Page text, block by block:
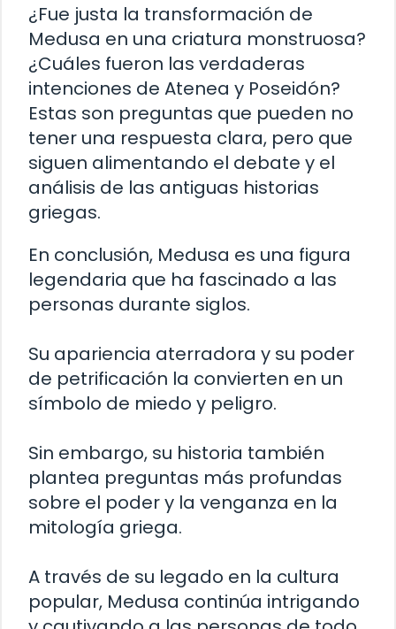
¿Fue justa la transformación de
Medusa en una criatura monstruosa?
¿Cuáles fueron las verdaderas
intenciones de Atenea y Poseidón?
Estas son preguntas que pueden no
tener una respuesta clara, pero que
siguen alimentando el debate y el
análisis de las antiguas historias
griegas.
En conclusión, Medusa es una figura
legendaria que ha fascinado a las
personas durante siglos.
Su apariencia aterradora y su poder
de petrificación la convierten en un
símbolo de miedo y peligro.
Sin embargo, su historia también
plantea preguntas más profundas
sobre el poder y la venganza en la
mitología griega.
A través de su legado en la cultura
popular, Medusa continúa intrigando